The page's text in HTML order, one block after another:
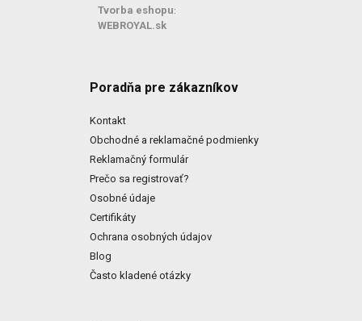
Tvorba eshopu:
WEBROYAL.sk
Poradňa pre zákazníkov
Kontakt
Obchodné a reklamačné podmienky
Reklamačný formulár
Prečo sa registrovať?
Osobné údaje
Certifikáty
Ochrana osobných údajov
Blog
Často kladené otázky